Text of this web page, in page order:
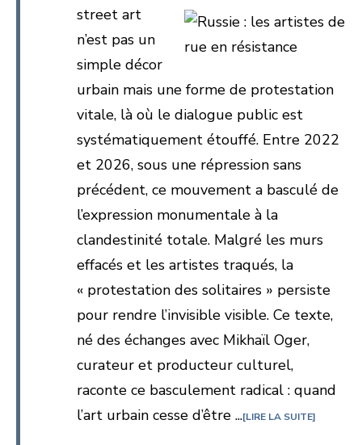
street art
n’est pas un
simple décor
urbain mais une forme de protestation
vitale, là où le dialogue public est
systématiquement étouffé. Entre 2022
et 2026, sous une répression sans
précédent, ce mouvement a basculé de
l’expression monumentale à la
clandestinité totale. Malgré les murs
effacés et les artistes traqués, la
« protestation des solitaires » persiste
pour rendre l’invisible visible. Ce texte,
né des échanges avec Mikhaïl Oger,
curateur et producteur culturel,
raconte ce basculement radical : quand
l’art urbain cesse d’être ... LIRE LA SUITE